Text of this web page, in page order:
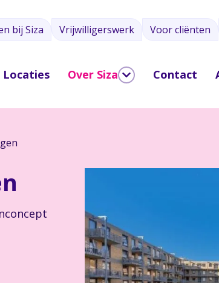
bij Siza Vrijwilligerswerk Voor cliënten
Locaties Over Siza Contact